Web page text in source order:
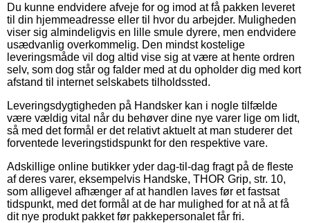
Du kunne endvidere afveje for og imod at få pakken leveret
til din hjemmeadresse eller til hvor du arbejder. Muligheden
viser sig almindeligvis en lille smule dyrere, men endvidere
usædvanlig overkommelig. Den mindst kostelige
leveringsmåde vil dog altid vise sig at være at hente ordren
selv, som dog står og falder med at du opholder dig med kort
afstand til internet selskabets tilholdssted.
Leveringsdygtigheden på Handsker kan i nogle tilfælde
være vældig vital når du behøver dine nye varer lige om lidt,
så med det formål er det relativt aktuelt at man studerer det
forventede leveringstidspunkt for den respektive vare.
Adskillige online butikker yder dag-til-dag fragt på de fleste
af deres varer, eksempelvis Handske, THOR Grip, str. 10,
som alligevel afhænger af at handlen laves før et fastsat
tidspunkt, med det formål at de har mulighed for at nå at få
dit nye produkt pakket før pakkepersonalet får fri.